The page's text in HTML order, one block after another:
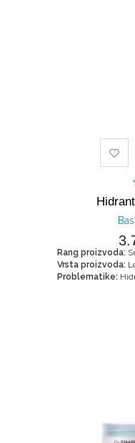
Rang proizvoda:
Vrsta proizvoda:
Problematike: